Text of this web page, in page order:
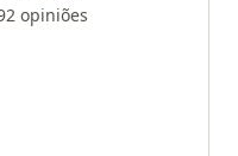
opiniões